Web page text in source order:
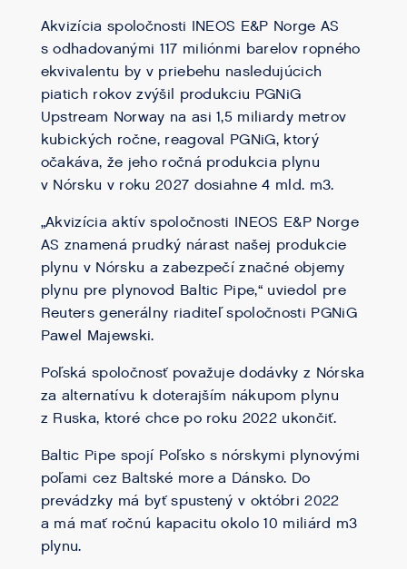
Akvizícia spoločnosti INEOS E&P Norge AS
s odhadovanými 117 miliónmi barelov ropného
ekvivalentu by v priebehu nasledujúcich
piatich rokov zvýšil produkciu PGNiG
Upstream Norway na asi 1,5 miliardy metrov
kubických ročne, reagoval PGNiG, ktorý
očakáva, že jeho ročná produkcia plynu
v Nórsku v roku 2027 dosiahne 4 mld. m3.
„Akvizícia aktív spoločnosti INEOS E&P Norge
AS znamená prudký nárast našej produkcie
plynu v Nórsku a zabezpečí značné objemy
plynu pre plynovod Baltic Pipe,“ uviedol pre
Reuters generálny riaditeľ spoločnosti PGNiG
Pawel Majewski.
Poľská spoločnosť považuje dodávky z Nórska
za alternatívu k doterajším nákupom plynu
z Ruska, ktoré chce po roku 2022 ukončiť.
Baltic Pipe spojí Poľsko s nórskymi plynovými
poľami cez Baltské more a Dánsko. Do
prevádzky má byť spustený v októbri 2022
a má mať ročnú kapacitu okolo 10 miliárd m3
plynu.